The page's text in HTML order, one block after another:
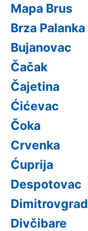
Mapa Brus
Brza Palanka
Bujanovac
Čačak
Čajetina
Ćićevac
Čoka
Crvenka
Ćuprija
Despotovac
Dimitrovgrad
Divčibare